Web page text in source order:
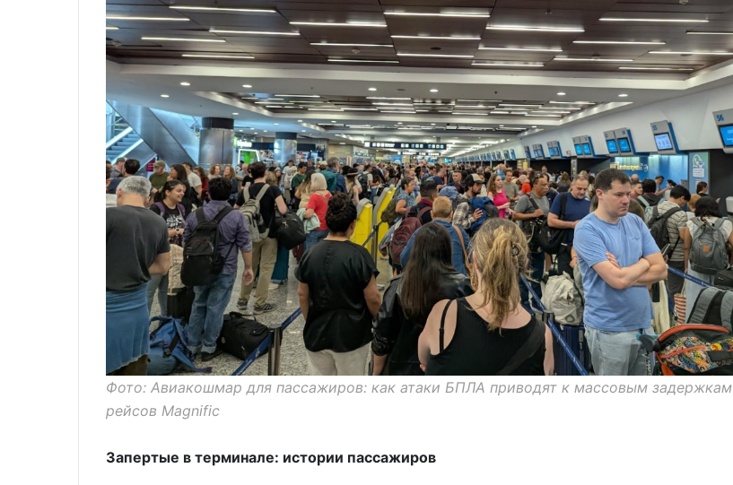
Фото: Авиакошмар для пассажиров: как атаки БПЛА приводят к массовым задержкам
рейсов Magnific
Запертые в терминале: истории пассажиров